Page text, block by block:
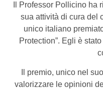
Il Professor Pollicino ha
sua attività di cura del
unico italiano
Protection”. Egli è
Il premio, unico nel
valorizzare le opinioni